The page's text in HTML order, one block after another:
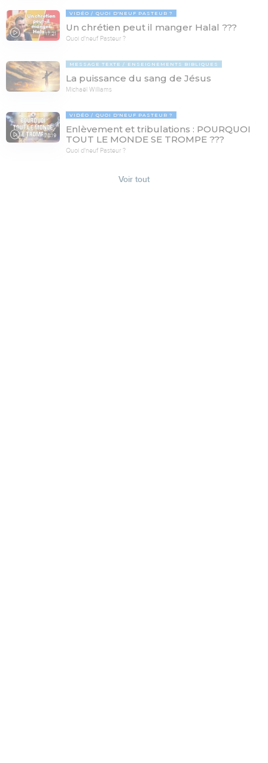
17:21
VIDÉO QUOI D'NEUF PASTEUR ?
Un chrétien peut il manger Halal ???
Quoi d'neuf Pasteur ?
MESSAGE TEXTE ENSEIGNEMENTS BIBLIQUES
La puissance du sang de Jésus
Michaël Williams
78:19
VIDÉO QUOI D'NEUF PASTEUR ?
Enlèvement et tribulations : POURQUOI
TOUT LE MONDE SE TROMPE ???
Quoi d'neuf Pasteur ?
Voir tout